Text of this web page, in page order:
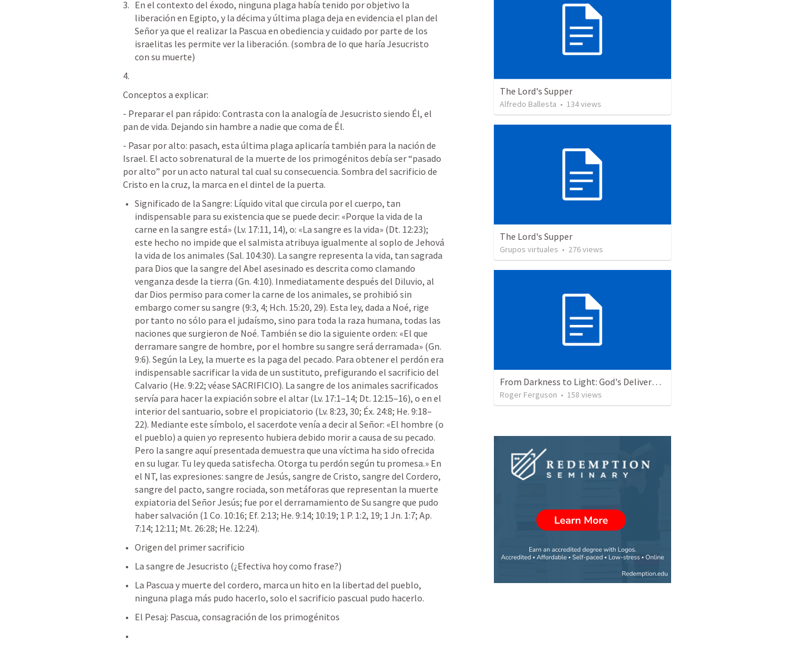
En el contexto del éxodo, ninguna plaga había tenido por objetivo la
liberación en Egipto, y la décima y última plaga deja en evidencia el plan del
Señor ya que el realizar la Pascua en obediencia y cuidado por parte de los
israelitas les permite ver la liberación. (sombra de lo que haría Jesucristo
con su muerte)
Conceptos a explicar:
- Preparar el pan rápido: Contrasta con la analogía de Jesucristo siendo Él, el
pan de vida. Dejando sin hambre a nadie que coma de Él.
- Pasar por alto: pasach, esta última plaga aplicaría también para la nación de
Israel. El acto sobrenatural de la muerte de los primogénitos debía ser “pasado
por alto” por un acto natural tal cual su consecuencia. Sombra del sacrificio de
Cristo en la cruz, la marca en el dintel de la puerta.
Significado de la Sangre: Líquido vital que circula por el cuerpo, tan
indispensable para su existencia que se puede decir: «Porque la vida de la
carne en la sangre está» (Lv. 17:11, 14), o: «La sangre es la vida» (Dt. 12:23);
este hecho no impide que el salmista atribuya igualmente al soplo de Jehová
la vida de los animales (Sal. 104:30). La sangre representa la vida, tan sagrada
para Dios que la sangre del Abel asesinado es descrita como clamando
venganza desde la tierra (Gn. 4:10). Inmediatamente después del Diluvio, al
dar Dios permiso para comer la carne de los animales, se prohibió sin
embargo comer su sangre (9:3, 4; Hch. 15:20, 29). Esta ley, dada a Noé, rige
por tanto no sólo para el judaísmo, sino para toda la raza humana, todas las
naciones que surgieron de Noé. También se dio la siguiente orden: «El que
derramare sangre de hombre, por el hombre su sangre será derramada» (Gn.
9:6). Según la Ley, la muerte es la paga del pecado. Para obtener el perdón era
indispensable sacrificar la vida de un sustituto, prefigurando el sacrificio del
Calvario (He. 9:22; véase SACRIFICIO). La sangre de los animales sacrificados
servía para hacer la expiación sobre el altar (Lv. 17:1–14; Dt. 12:15–16), o en el
interior del santuario, sobre el propiciatorio (Lv. 8:23, 30; Éx. 24:8; He. 9:18–
22). Mediante este símbolo, el sacerdote venía a decir al Señor: «El hombre (o
el pueblo) a quien yo represento hubiera debido morir a causa de su pecado.
Pero la sangre aquí presentada demuestra que una víctima ha sido ofrecida
en su lugar. Tu ley queda satisfecha. Otorga tu perdón según tu promesa.» En
el NT, las expresiones: sangre de Jesús, sangre de Cristo, sangre del Cordero,
sangre del pacto, sangre rociada, son metáforas que representan la muerte
expiatoria del Señor Jesús; fue por el derramamiento de Su sangre que pudo
haber salvación (1 Co. 10:16; Ef. 2:13; He. 9:14; 10:19; 1 P. 1:2, 19; 1 Jn. 1:7; Ap.
7:14; 12:11; Mt. 26:28; He. 12:24).
Origen del primer sacrificio
La sangre de Jesucristo (¿Efectiva hoy como frase?)
La Pascua y muerte del cordero, marca un hito en la libertad del pueblo,
ninguna plaga más pudo hacerlo, solo el sacrificio pascual pudo hacerlo.
El Pesaj: Pascua, consagración de los primogénitos
The Lord's Supper
Alfredo Ballesta • 134views
The Lord's Supper
Grupos virtuales • 276views
From Darkness to Light: God's Deliverance in the Plagues and Passover
Roger Ferguson • 158 views